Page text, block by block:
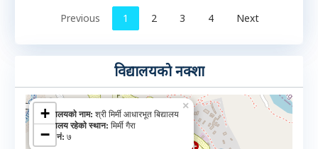
Previous
1 2 3 4 Next
विद्यालयकाे नक्शा
विद्यालयकाे नाम: श्री मिर्मी आधारभूत बिद्यालय
विद्यालय रहेकाे स्थान: मिर्मी गैरा
वार्ड नं​: ७
×
+
−